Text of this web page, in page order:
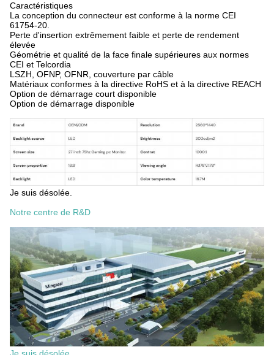
Caractéristiques
La conception du connecteur est conforme à la norme CEI
61754-20.
Perte d'insertion extrêmement faible et perte de rendement
élevée
Géométrie et qualité de la face finale supérieures aux normes
CEI et Telcordia
LSZH, OFNP, OFNR, couverture par câble
Matériaux conformes à la directive RoHS et à la directive REACH
Option de démarrage court disponible
Option de démarrage disponible
Je suis désolée.
Notre centre de R&D
Je suis désolée.